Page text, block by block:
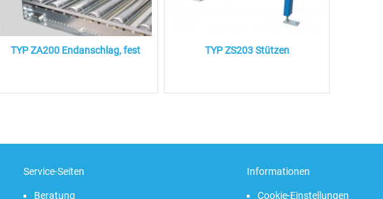
TYP ZA200 Endanschlag, fest TYP ZS203 Stützen
Service-Seiten
Beratung
Informationen
Cookie-Einstellungen